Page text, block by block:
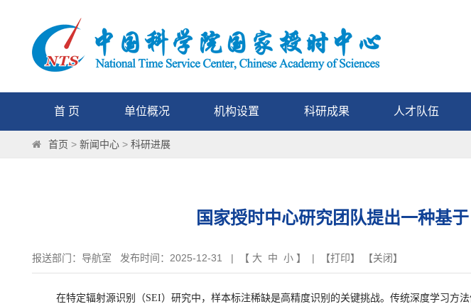
首 页 单位概况 机构设置 科研成果 人才队伍
首页 > 新闻中心 > 科研进展
国家授时中心研究团队提出一种基
报送部门：导航室 发布时间：2025-12-31 | 【 大 中 小 】 | 【打印】 【关闭】
在特定辐射源识别（SEI）研究中，样本标注稀缺是高精度识别的关键挑战。传统深度学习方